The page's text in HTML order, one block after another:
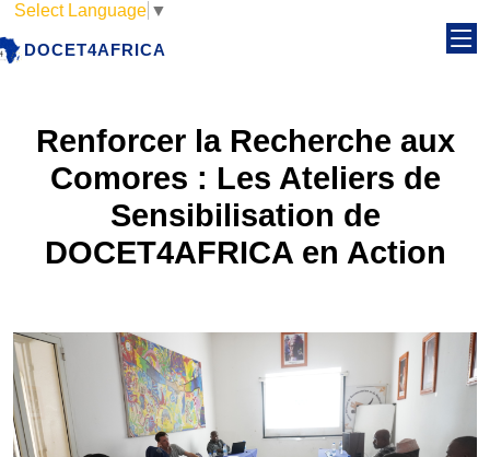
Select Language ▼
DOCET4AFRICA
Renforcer la Recherche aux
Comores : Les Ateliers de
Sensibilisation de
DOCET4AFRICA en Action